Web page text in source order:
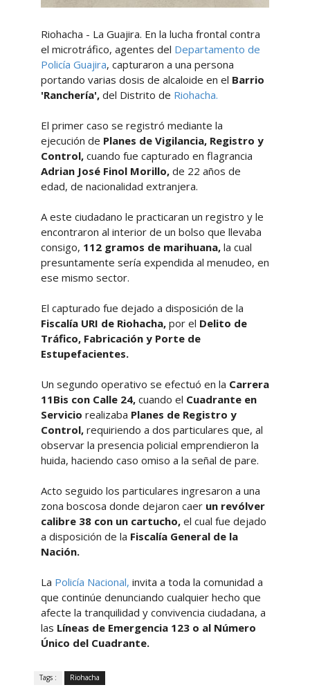
Riohacha - La Guajira. En la lucha frontal contra
el microtráfico, agentes del Departamento de
Policía Guajira, capturaron a una persona
portando varias dosis de alcaloide en el Barrio
'Ranchería', del Distrito de Riohacha.
El primer caso se registró mediante la
ejecución de Planes de Vigilancia, Registro y
Control,cuando fue capturado en flagrancia
Adrian José Finol Morillo, de 22 años de
edad, de nacionalidad extranjera.
A este ciudadano le practicaran un registro y le
encontraron al interior de un bolso que llevaba
consigo, 112 gramos de marihuana,la cual
presuntamente sería expendida al menudeo, en
ese mismo sector.
El capturado fue dejado a disposición de la
Fiscalía URI de Riohacha, por el Delito de
Tráfico, Fabricación y Porte de
Estupefacientes.
Un segundo operativo se efectuó en la Carrera
11Bis con Calle 24,cuando el Cuadrante en
Servicio realizaba Planes de Registro y
Control,requiriendo a dos particulares que, al
observar la presencia policial emprendieron la
huida, haciendo caso omiso a la señal de pare.
Acto seguido los particulares ingresaron a una
zona boscosa donde dejaron caer un revólver
calibre 38 con un cartucho, el cual fue dejado
a disposición de la Fiscalía General de la
Nación.
La Policía Nacional, invita a toda la comunidad a
que continúe denunciando cualquier hecho que
afecte la tranquilidad y convivencia ciudadana, a
las Líneas de Emergencia 123 o al Número
Único del Cuadrante.
Tags : Riohacha